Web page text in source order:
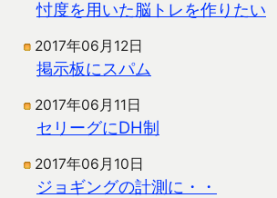
忖度を用いた脳トレを作りたい
2017年06月12日
掲示板にスパム
2017年06月11日
セリーグにDH制
2017年06月10日
ジョギングの計測に・・